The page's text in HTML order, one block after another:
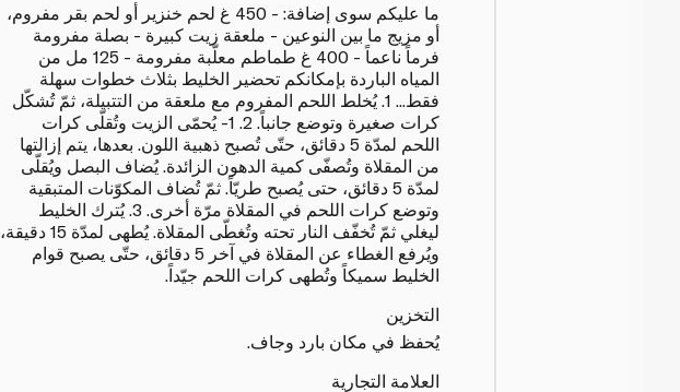
ما عليكم سوى إضافة: - 450 غ لحم خنزير أو لحم بقر مفروم،
أو مزيج ما بين النوعين - ملعقة زيت كبيرة - بصلة مفرومة
فرماً ناعماً - 400 غ طماطم معلّبة مفرومة - 125 مل من
المياه الباردة بإمكانكم تحضير الخليط بثلاث خطوات سهلة
فقط... 1. يُخلط اللحم المفروم مع ملعقة من التتبيلة، ثمّ تُشكّل
كرات صغيرة وتوضع جانباً. 2. 1- يُحمّى الزيت وتُقلّى كرات
اللحم لمدّة 5 دقائق، حتّى تُصبح ذهبية اللون. بعدها، يتم إزالتها
من المقلاة وتُصفّى كمية الدهون الزائدة. يُضاف البصل ويُقلّى
لمدّة 5 دقائق، حتى يُصبح طريّاً. ثمّ تُضاف المكوّنات المتبقية
وتوضع كرات اللحم في المقلاة مرّة أخرى. 3. يُترك الخليط
ليغلي ثمّ تُخفّف النار تحته وتُغطّى المقلاة. يُطهى لمدّة 15 دقيقة،
ويُرفع الغطاء عن المقلاة في آخر 5 دقائق، حتّى يصبح قوام
الخليط سميكاً وتُطهى كرات اللحم جيّداً.
التخزين
يُحفظ في مكان بارد وجاف.
العلامة التجارية